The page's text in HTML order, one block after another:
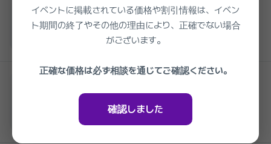
準備中
オルリティング_リジュランヒーラー 2cc_皮
膚再生_弾力_肌のキメ改善_肌トーン改善_オ
ルリティング美容外科
49% 330,000₩
Oliting Plastic Surgery
_PDRN_水光注射_光彩肌_水光肌
44,000₩
イベントに掲載されている価格や割引情報は、イベン
ト期間の終了やその他の理由により、正確でない場合
がございます。
正確な価格は必ず相談を通じてご確認ください。
確認しました